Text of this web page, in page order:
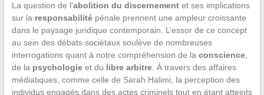
La question de l’abolition du discernementet ses implications
sur la responsabilitépénale prennent une ampleur croissante
dans le paysage juridique contemporain. L’essor de ce concept
au sein des débats sociétaux soulève de nombreuses
interrogations quant à notre compréhension de la conscience,
de la psychologieet du libre arbitre. À travers des affaires
médiatiques, comme celle de Sarah Halimi, la perception des
individus engagés dans des actes criminels tout en étant atteints